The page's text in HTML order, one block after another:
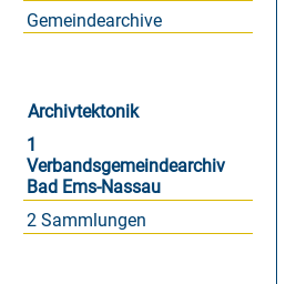
Gemeindearchive
Archivtektonik
1
Verbandsgemeindearchiv
Bad Ems-Nassau
2 Sammlungen